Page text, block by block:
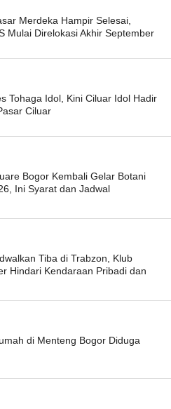
Merdeka Hampir Selesai,
Mulai Direlokasi Akhir September
Tohaga Idol, Kini Ciluar Idol Hadir
Ciluar
Bogor Kembali Gelar Botani
Ini Syarat dan Jadwal
Tiba di Trabzon, Klub
Hindari Kendaraan Pribadi dan
di Menteng Bogor Diduga